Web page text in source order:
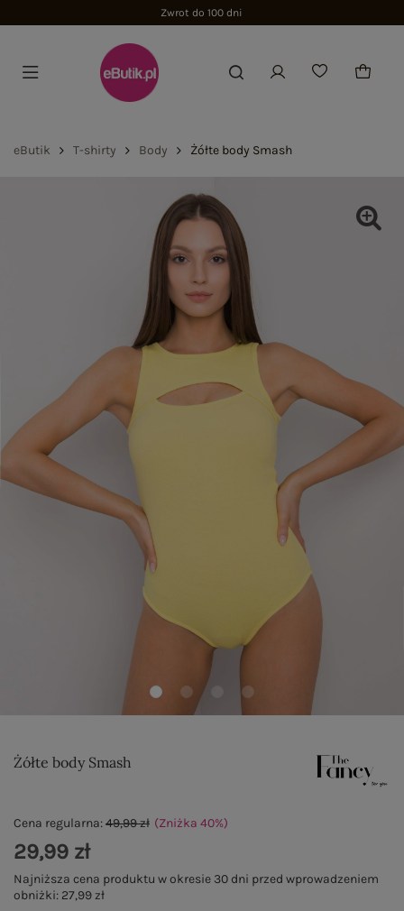
Zwrot do 100 dni
eButik T-shirty Body Żółte body Smash
Żółte body Smash
Cena regularna:49,99 zł (Zniżka 40%)
29,99 zł
Najniższa cena produktu w okresie 30 dni przed wprowadzeniem
obniżki: 27,99 zł